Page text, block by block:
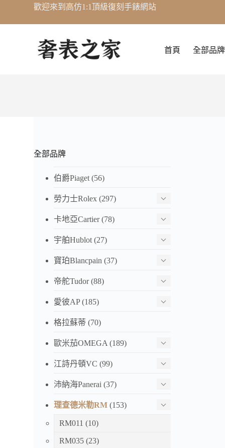
至
歡迎來到高仿1:1頂級復刻手錶網站
首頁 全部品牌
全部品牌
伯爵Piaget (56)
勞力士Rolex (297)
卡地亞Cartier(78)
宇舶Hublot (27)
寶珀Blancpain (37)
帝舵Tudor(88)
愛彼AP(185)
格拉蘇蒂 (70)
歐米茄OMEGA (189)
江詩丹頓VC (99)
沛納海Panerai (37)
理查德米勒RM (153)
RM011 (10)
RM035 (23)